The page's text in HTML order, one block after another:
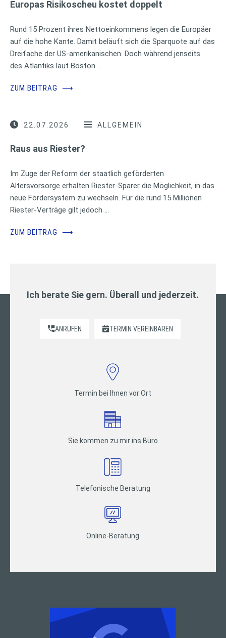
Europas Risikoscheu kostet doppelt
Rund 15 Prozent ihres Nettoeinkommens legen die Europäer
auf die hohe Kante. Damit beläuft sich die Sparquote auf das
Dreifache der US-amerikanischen. Doch während jenseits
des Atlantiks laut Boston …
ZUM BEITRAG ⟶
22.07.2026 ALLGEMEIN
Raus aus Riester?
Im Zuge der Reform der staatlich geförderten
Altersvorsorge erhalten Riester-Sparer die Möglichkeit, in das
neue Fördersystem zu wechseln. Für die rund 15 Millionen
Riester-Verträge gilt jedoch …
ZUM BEITRAG ⟶
Ich berate Sie gern. Überall und jederzeit.
ANRUFEN TERMIN VEREINBAREN
Termin bei Ihnen vor Ort
Sie kommen zu mir ins Büro
Telefonische Beratung
Online-Beratung